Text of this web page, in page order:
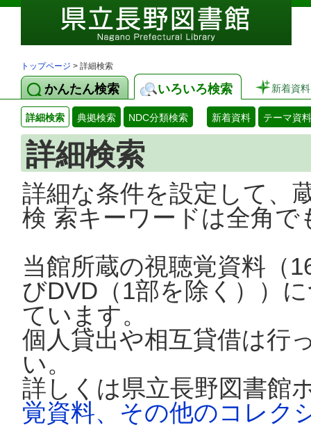
トップページ > 詳細検索
かんたん検索 いろいろ検索 新着資料
詳細検索 典拠検索 NDC分類検索 新着資料 テーマ資料
詳細検索
詳細な条件を設定して、
検 索キーワードは全角
当館所蔵の視聴覚資料（
びDVD（1部を除く））
ています。
個人貸出や相互貸借は行
い。
詳しくは県立長野図書館
覚資料、その他のコレク